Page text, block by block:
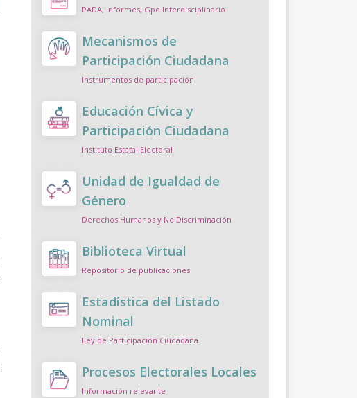
PADA, Informes, Gpo Interdisciplinario
Mecanismos de
Participación Ciudadana
Instrumentos de participación
Educación Cívica y
Participación Ciudadana
Instituto Estatal Electoral
Unidad de Igualdad de
Género
Derechos Humanos y No Discriminación
Biblioteca Virtual
Repositorio de publicaciones
Estadística del Listado
Nominal
Ley de Participación Ciudadana
Procesos Electorales Locales
Información relevante